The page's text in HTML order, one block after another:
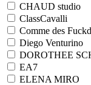
CHAUD studio
ClassCavalli
Comme des
Diego Venturino
DOROTHEE
EA7
ELENA MIRO